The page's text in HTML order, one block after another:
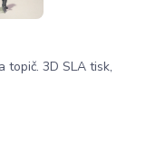
topič. 3D SLA tisk,